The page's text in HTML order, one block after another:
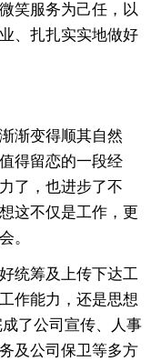
笑服务为己任，以
、扎扎实实地做好
渐变得顺其自然
得留恋的一段经
了，也进步了不
这不仅是工作，更
。
统筹及上传下达工
作能力，还是思想
了公司宣传、人事
及公司保卫等多方